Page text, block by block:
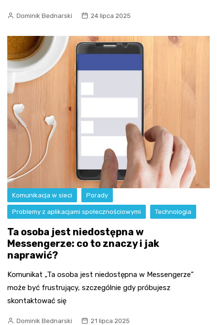
Dominik Bednarski 24 lipca 2025
Komunikacja w sieci Porady
Problemy z aplikacjami społecznościowymi Technologia
Ta osoba jest niedostępna w
Messengerze: co to znaczy i jak
naprawić?
Komunikat „Ta osoba jest niedostępna w Messengerze”
może być frustrujący, szczególnie gdy próbujesz
skontaktować się
Dominik Bednarski 21 lipca 2025